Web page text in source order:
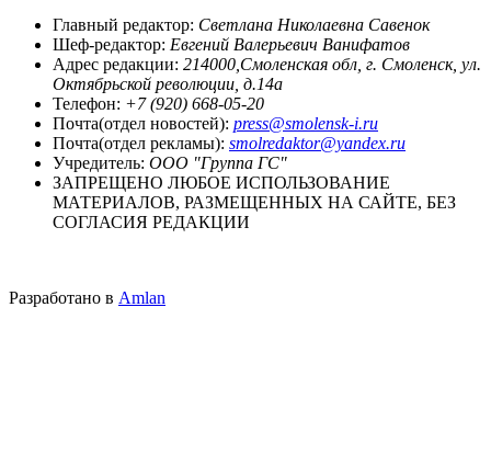
Главный редактор: Светлана Николаевна Савенок
Шеф-редактор: Евгений Валерьевич Ванифатов
Адрес редакции: 214000,Смоленская обл, г. Смоленск, ул.
Октябрьской революции, д.14а
Телефон: +7 (920) 668-05-20
Почта(отдел новостей): press@smolensk-i.ru
Почта(отдел рекламы): smolredaktor@yandex.ru
Учредитель: ООО "Группа ГС"
ЗАПРЕЩЕНО ЛЮБОЕ ИСПОЛЬЗОВАНИЕ
МАТЕРИАЛОВ, РАЗМЕЩЕННЫХ НА САЙТЕ, БЕЗ
СОГЛАСИЯ РЕДАКЦИИ
Разработано в Amlan